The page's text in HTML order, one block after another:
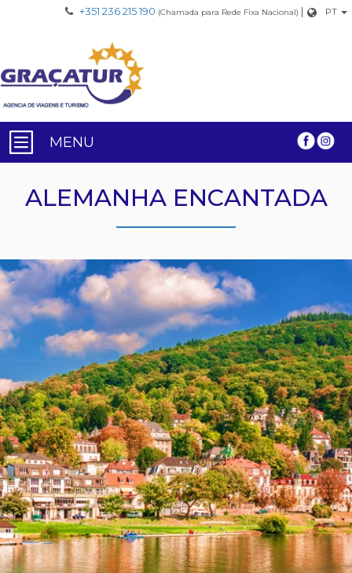
+351 236 215 190 (Chamada para Rede Fixa Nacional) | PT
MENU
ALEMANHA ENCANTADA